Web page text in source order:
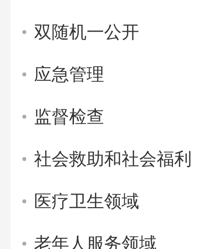
双随机一公开
应急管理
监督检查
社会救助和社会福利
医疗卫生领域
老年人服务领域